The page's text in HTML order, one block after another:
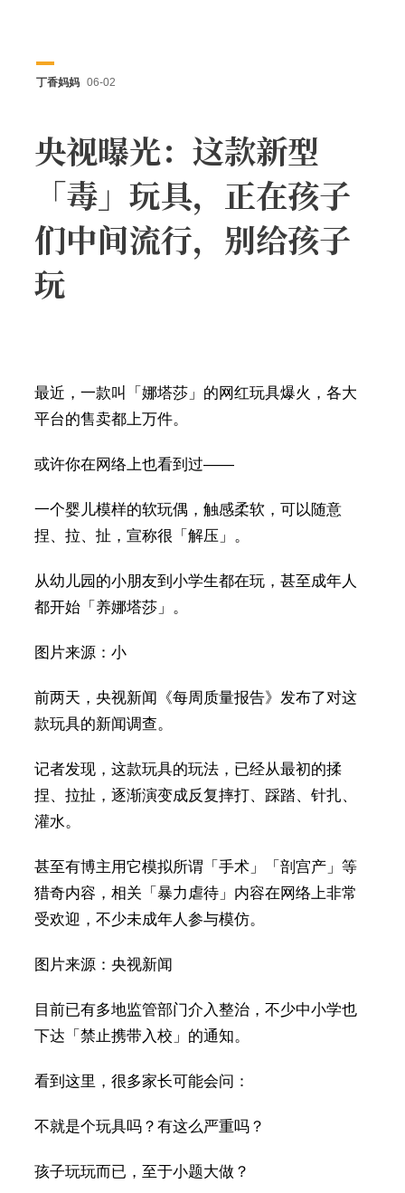
丁香妈妈 06-02
央视曝光：这款新型
「毒」玩具，正在孩子
们中间流行，别给孩子
玩
最近，一款叫「娜塔莎」的网红玩具爆火，各大
平台的售卖都上万件。
或许你在网络上也看到过——
一个婴儿模样的软玩偶，触感柔软，可以随意
捏、拉、扯，宣称很「解压」。
从幼儿园的小朋友到小学生都在玩，甚至成年人
都开始「养娜塔莎」。
图片来源：小
前两天，央视新闻《每周质量报告》发布了对这
款玩具的新闻调查。
记者发现，这款玩具的玩法，已经从最初的揉
捏、拉扯，逐渐演变成反复摔打、踩踏、针扎、
灌水。
甚至有博主用它模拟所谓「手术」「剖宫产」等
猎奇内容，相关「暴力虐待」内容在网络上非常
受欢迎，不少未成年人参与模仿。
图片来源：央视新闻
目前已有多地监管部门介入整治，不少中小学也
下达「禁止携带入校」的通知。
看到这里，很多家长可能会问：
不就是个玩具吗？有这么严重吗？
孩子玩玩而已，至于小题大做？